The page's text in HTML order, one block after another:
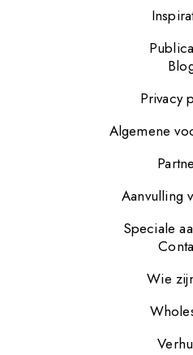
Privacy
Algemene
Aanvulling
Speciale
Wie